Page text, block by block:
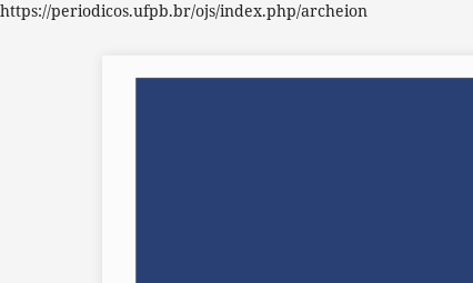
https://periodicos.ufpb.br/ojs/index.php/archeion